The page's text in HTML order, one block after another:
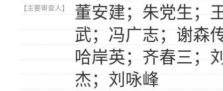
【主要审查人】
董安建；朱党生；
武；冯广志；谢森
哈岸英；齐春三；
杰；刘咏峰